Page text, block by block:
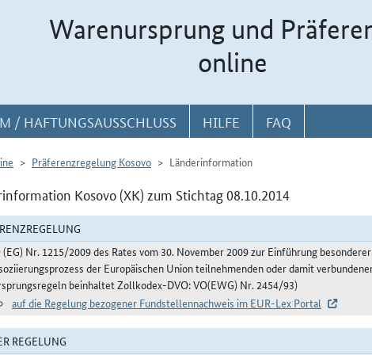
Warenursprung und
online
/ HAFTUNGSAUSSCHLUSS HILFE FAQ
Präferenzregelung Kosovo Länderinformation
Kosovo (XK) zum Stichtag 08.10.2014
(EG) Nr. 1215/2009 des Rates vom 30. November 2009 zur Einführung
der Europäischen Union teilnehmenden oder damit
beinhaltet Zollkodex-DVO: VO(EWG) Nr. 2454/93)
auf die Regelung bezogener Fundstellennachweis im EUR-Lex Portal
REGELUNG